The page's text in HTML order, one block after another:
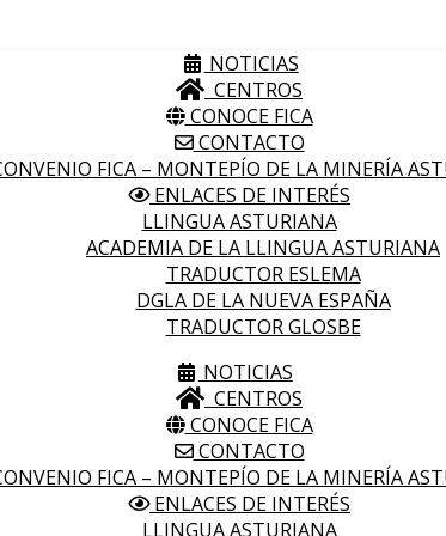
NOTICIAS
CENTROS
CONOCE FICA
CONTACTO
FICA – MONTEPÍO DE LA MINERÍA
ENLACES DE INTERÉS
LLINGUA ASTURIANA
ACADEMIA DE LA LLINGUA ASTURIANA
TRADUCTOR ESLEMA
DGLA DE LA NUEVA ESPAÑA
TRADUCTOR GLOSBE
NOTICIAS
CENTROS
CONOCE FICA
CONTACTO
FICA – MONTEPÍO DE LA MINERÍA
ENLACES DE INTERÉS
LLINGUA ASTURIANA